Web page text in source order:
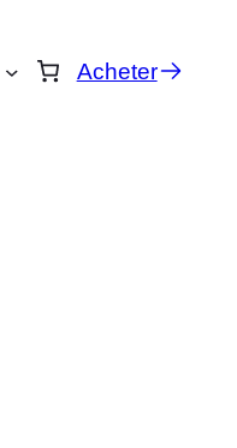
Acheter